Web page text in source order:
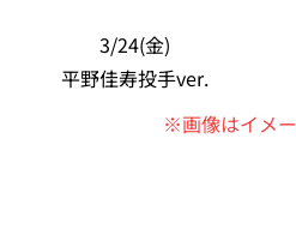
3/24(金)
平野佳寿投手ver.
※画像はイメー